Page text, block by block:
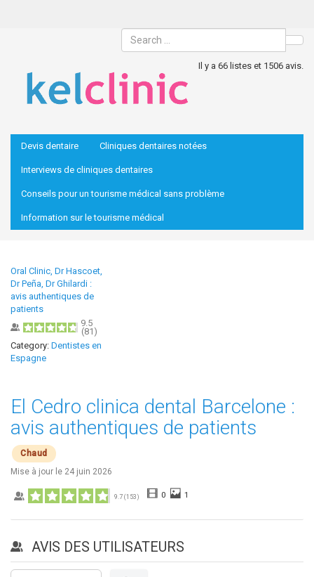
Il y a 66 listes et 1506 avis.
Devis dentaire Cliniques dentaires notées
Interviews de cliniques dentaires
Conseils pour un tourisme médical sans problème
Information sur le tourisme médical
Oral Clinic, Dr Hascoet,
Dr Peña, Dr Ghilardi :
avis authentiques de
patients
9.5
(81 )
Category: Dentistes en
Espagne
El Cedro clinica dental Barcelone :
avis authentiques de patients
Chaud
Mise à jour le 24 juin 2026
9.7 (153 ) 0 1
AVIS DES UTILISATEURS